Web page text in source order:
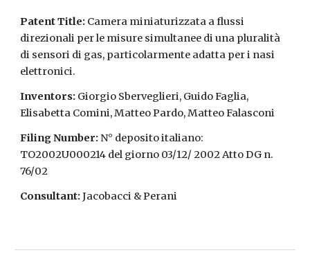
Patent Title: Camera miniaturizzata a flussi
direzionali per le misure simultanee di una pluralità
di sensori di gas, particolarmente adatta per i nasi
elettronici.
Inventors: Giorgio Sberveglieri, Guido Faglia,
Elisabetta Comini, Matteo Pardo, Matteo Falasconi
Filing Number:N° deposito italiano:
TO2002U000214 del giorno 03/12/ 2002 Atto DG n.
76/02
Consultant:Jacobacci & Perani